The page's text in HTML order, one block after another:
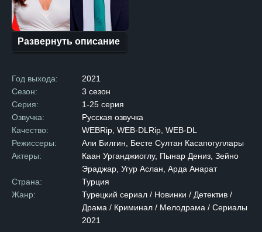
расследование, где
с каждым шагом рождается
не только симпатия,
но и настоящая любовь,
которую им предстоит
ними стоит нелегкий выбор:
следовать закону
Развернуть описание
Год выхода:
2021
Сезон:
3 сезон
Серия:
1-25 серия
Озвучка:
Русская озвучка
Качество:
WEBRip, WEB-DLRip, WEB-DL
Режиссеры:
Али Билгин, Бесте Султан Касапогуллары
Актеры:
Каан Урганджиоглу, Пынар Дениз, Зейно
Эраджар, Угур Аслан, Арда Анарат
Страна:
Турция
Жанр:
Турецкий сериал / Новинки / Детектив /
Драма / Криминал / Мелодрама / Сериалы
2021